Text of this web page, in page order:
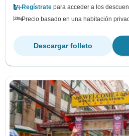
Regístrate para acceder a los
Precio basado en una habitación
Descargar folleto